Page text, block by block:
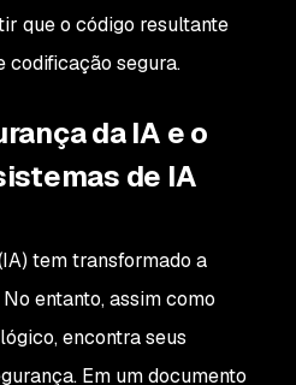
que o código resultante
codificação segura.
da IA e o
de IA
tem transformado a
entanto, assim como
encontra seus
Em um documento